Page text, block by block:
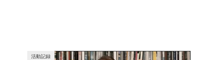
活動記録